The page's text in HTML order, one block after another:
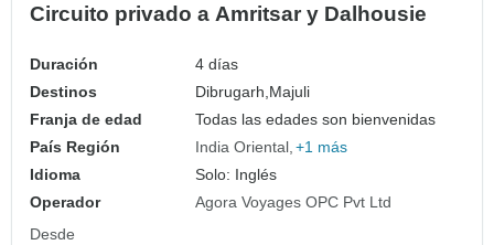
Circuito privado a Amritsar y Dalhousie
Duración
4 días
Destinos
Dibrugarh,Majuli
Franja de edad
Todas las edades son bienvenidas
País Región
India Oriental +1 más
Idioma
Solo: Inglés
Operador
Agora Voyages OPC Pvt Ltd
Desde